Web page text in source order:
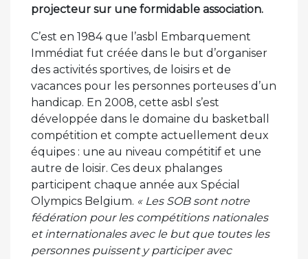
projecteur sur une formidable association.
C’est en 1984 que l’asbl Embarquement
Immédiat fut créée dans le but d’organiser
des activités sportives, de loisirs et de
vacances pour les personnes porteuses d’un
handicap. En 2008, cette asbl s’est
développée dans le domaine du basketball
compétition et compte actuellement deux
équipes : une au niveau compétitif et une
autre de loisir. Ces deux phalanges
participent chaque année aux Spécial
Olympics Belgium. « Les SOB sont notre
fédération pour les compétitions nationales
et internationales avec le but que toutes les
personnes puissent y participer avec